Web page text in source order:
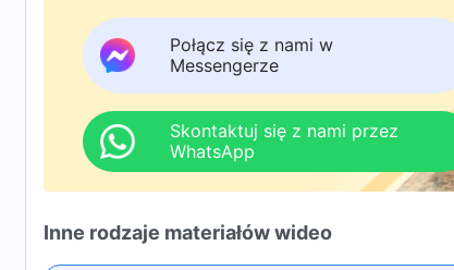
Połącz się z nami w
Messengerze
Skontaktuj się z nami przez
WhatsApp
Inne rodzaje materiałów wideo